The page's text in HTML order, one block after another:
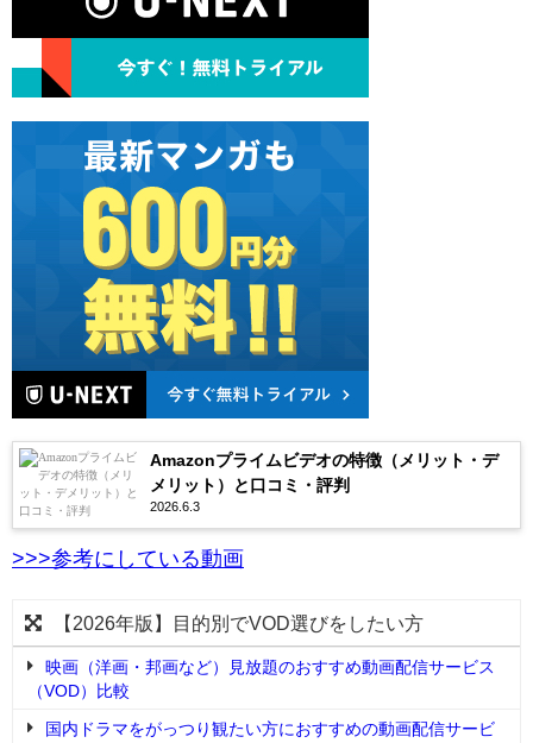
Amazonプライムビデオの特徴（メリット・デ
メリット）と口コミ・評判
2026.6.3
>>>参考にしている動画
【2026年版】目的別でVOD選びをしたい方
映画（洋画・邦画など）見放題のおすすめ動画配信サービス
（VOD）比較
国内ドラマをがっつり観たい方におすすめの動画配信サービ